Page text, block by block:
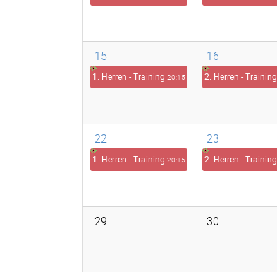
15
1. Herren - Training 20:15
16
2. Herren - Training
22
1. Herren - Training 20:15
23
2. Herren - Training
29 30